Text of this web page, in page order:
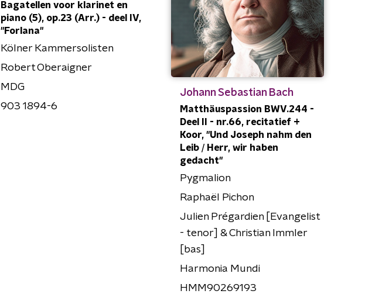
Bagatellen voor klarinet en
piano (5), op.23 (Arr.) - deel IV,
"Forlana"
Kölner Kammersolisten
Robert Oberaigner
MDG
903 1894-6
Johann Sebastian Bach
Matthäuspassion BWV.244 -
Deel II - nr.66, recitatief +
Koor, "Und Joseph nahm den
Leib / Herr, wir haben
gedacht"
Pygmalion
Raphaël Pichon
Julien Prégardien [Evangelist
- tenor] & Christian Immler
[bas]
Harmonia Mundi
HMM90269193